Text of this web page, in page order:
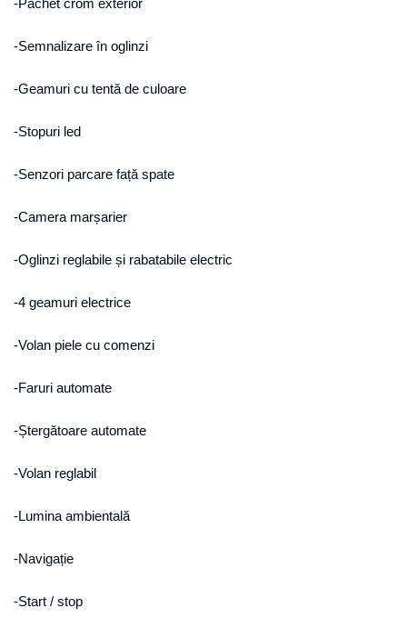
-Pachet crom exterior
-Semnalizare în oglinzi
-Geamuri cu tentă de culoare
-Stopuri led
-Senzori parcare față spate
-Camera marșarier
-Oglinzi reglabile și rabatabile electric
-4 geamuri electrice
-Volan piele cu comenzi
-Faruri automate
-Ștergătoare automate
-Volan reglabil
-Lumina ambientală
-Navigație
-Start / stop